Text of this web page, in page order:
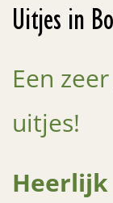
Uitjes in
Een
uitjes!